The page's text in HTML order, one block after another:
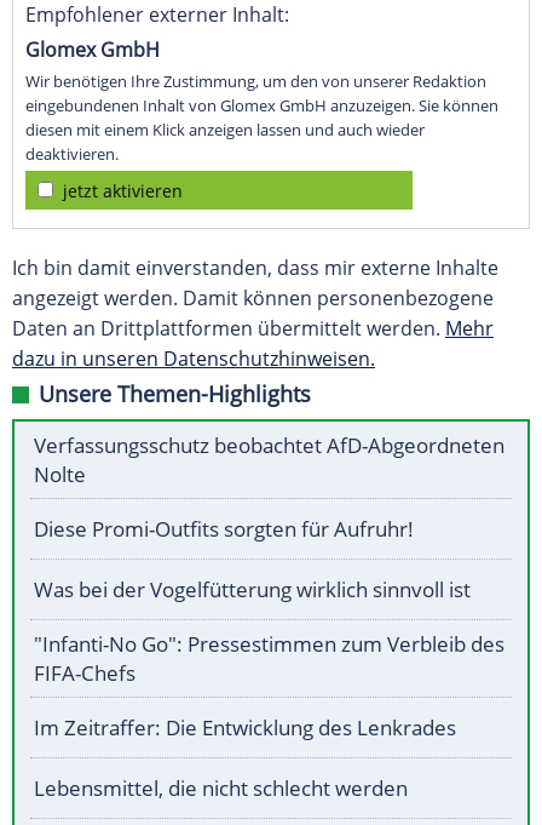
Empfohlener externer Inhalt:
Glomex GmbH
Wir benötigen Ihre Zustimmung, um den von unserer Redaktion
eingebundenen Inhalt von Glomex GmbH anzuzeigen. Sie können
diesen mit einem Klick anzeigen lassen und auch wieder
deaktivieren.
jetzt aktivieren
Ich bin damit einverstanden, dass mir externe Inhalte
angezeigt werden. Damit können personenbezogene
Daten an Drittplattformen übermittelt werden. Mehr
dazu in unseren Datenschutzhinweisen.
Unsere Themen-Highlights
Verfassungsschutz beobachtet AfD-Abgeordneten
Nolte
Diese Promi-Outfits sorgten für Aufruhr!
Was bei der Vogelfütterung wirklich sinnvoll ist
"Infanti-No Go": Pressestimmen zum Verbleib des
FIFA-Chefs
Im Zeitraffer: Die Entwicklung des Lenkrades
Lebensmittel, die nicht schlecht werden